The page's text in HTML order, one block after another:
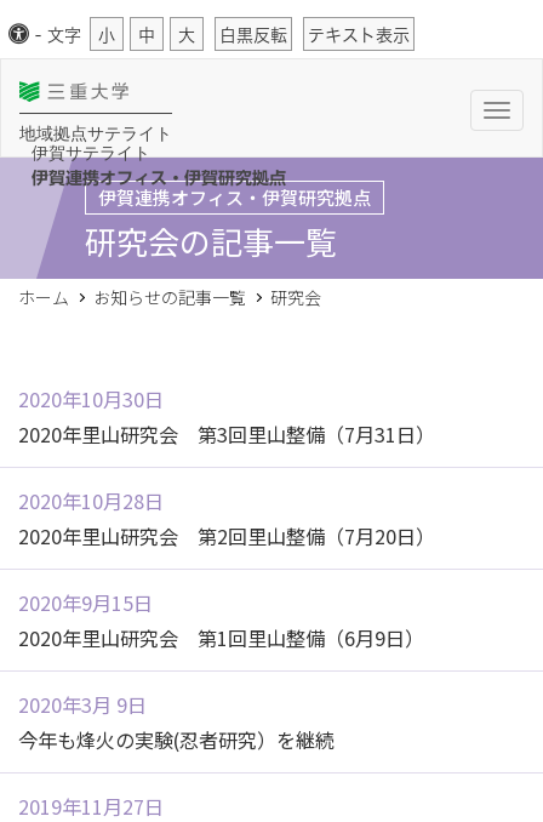
- 文字 小 中 大 白黒反転 テキスト表示
T
o
g
g
地域拠点サテライト
伊賀サテライト
伊賀連携オフィス・伊賀研究拠点
伊賀連携オフィス・伊賀研究拠点
研究会の記事一覧
ホーム お知らせの記事一覧 研究会
2020年10月30日
2020年里山研究会 第3回里山整備（7月31日）
2020年10月28日
2020年里山研究会 第2回里山整備（7月20日）
2020年9月15日
2020年里山研究会 第1回里山整備（6月9日）
2020年3月 9日
今年も烽火の実験(忍者研究）を継続
2019年11月27日